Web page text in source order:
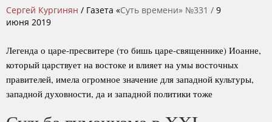
Сергей Кургинян / Газета «Суть времени» №331 / 9
июня 2019
Легенда о царе-пресвитере (то бишь царе-священнике) Иоанне,
который царствует на востоке и влияет на умы восточных
правителей, имела огромное значение для западной культуры,
западной духовности, да и западной политики тоже